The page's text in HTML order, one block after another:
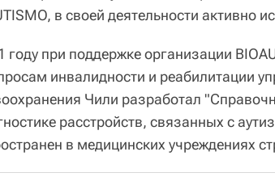
в своей деятельности активно
году при поддержке организации
инвалидности и реабилитации
Чили разработал
расстройств, связанных с
в медицинских учреждениях